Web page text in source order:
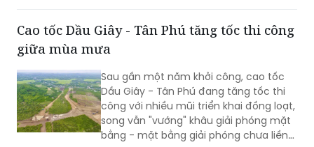
Cao tốc Dầu Giây - Tân Phú tăng tốc thi công
giữa mùa mưa
Sau gần một năm khởi công, cao tốc
Dầu Giây - Tân Phú đang tăng tốc thi
công với nhiều mũi triển khai đồng loạt,
song vẫn "vướng" khâu giải phóng mặt
bằng - mặt bằng giải phóng chưa liền